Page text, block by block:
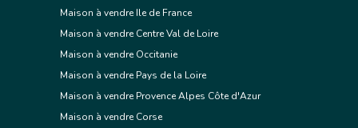
Maison à vendre Ile de France
Maison à vendre Centre Val de Loire
Maison à vendre Occitanie
Maison à vendre Pays de la Loire
Maison à vendre Provence Alpes Côte d'Azur
Maison à vendre Corse